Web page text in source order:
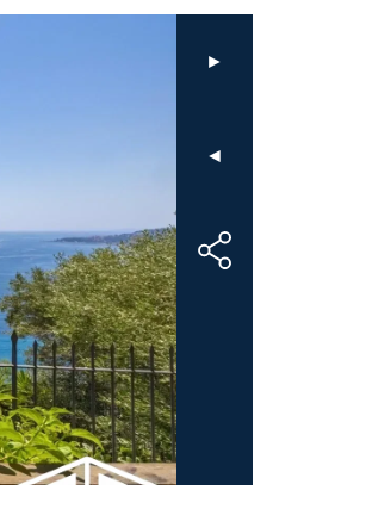
indipendente
e
incantevole
vista
sul
Castello
di
Dolceacqua.
►
◄